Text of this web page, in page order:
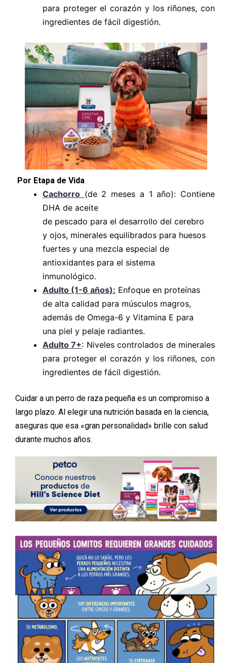
para proteger el corazón y los riñones, con
ingredientes de fácil digestión.
Por Etapa de Vida
Cachorro (de 2 meses a 1 año): Contiene
DHA de aceite
de pescado para el desarrollo del cerebro
y ojos, minerales equilibrados para huesos
fuertes y una mezcla especial de
antioxidantes para el sistema
inmunológico.
Adulto (1-6 años): Enfoque en proteínas
de alta calidad para músculos magros,
además de Omega-6 y Vitamina E para
una piel y pelaje radiantes.
Adulto 7+: Niveles controlados de minerales
para proteger el corazón y los riñones, con
ingredientes de fácil digestión.
Cuidar a un perro de raza pequeña es un compromiso a
largo plazo. Al elegir una nutrición basada en la ciencia,
aseguras que esa «gran personalidad» brille con salud
durante muchos años.